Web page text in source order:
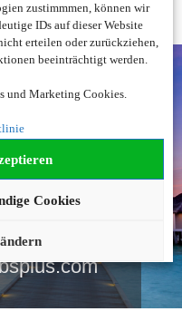
zustimmmen, können wir
IDs auf dieser Website
erteilen oder zurückziehen,
beeinträchtigt werden.
und Marketing Cookies.
Cookies
fündig
gerne!